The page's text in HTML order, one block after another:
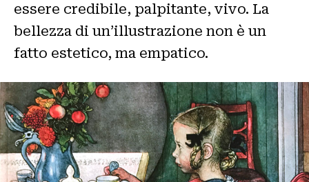
essere credibile, palpitante, vivo. La
bellezza di un’illustrazione non è un
fatto estetico, ma empatico.